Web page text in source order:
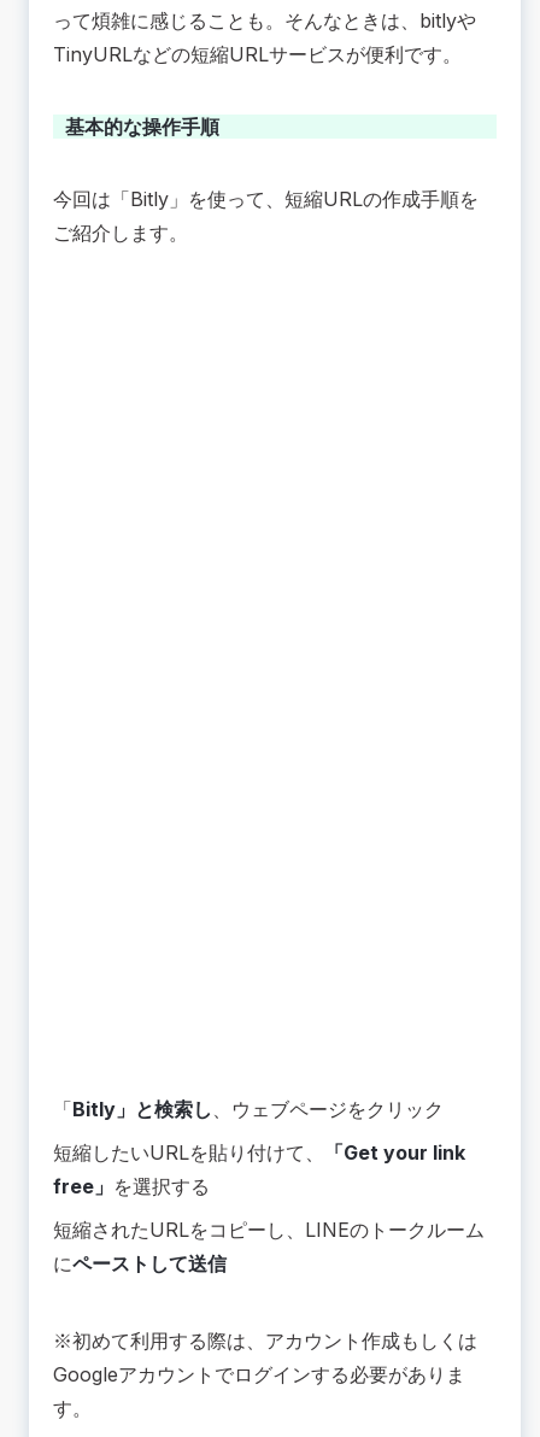
って煩雑に感じることも。そんなときは、bitlyや
TinyURLなどの短縮URLサービスが便利です。
基本的な操作手順
今回は「Bitly」を使って、短縮URLの作成手順を
ご紹介します。
「Bitly」と検索し 、ウェブページをクリック
短縮したいURLを貼り付けて、
「Get your link
free」 を選択する
短縮されたURLをコピーし、LINEのトークルーム
にペーストして送信
※初めて利用する際は、アカウント作成もしくは
Googleアカウントでログインする必要がありま
す。